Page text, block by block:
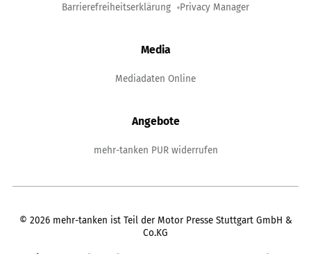
Barrierefreiheitserklärung Privacy Manager
Media
Mediadaten Online
Angebote
mehr-tanken PUR widerrufen
© 2026 mehr-tanken ist Teil der Motor Presse Stuttgart GmbH &
Co.KG